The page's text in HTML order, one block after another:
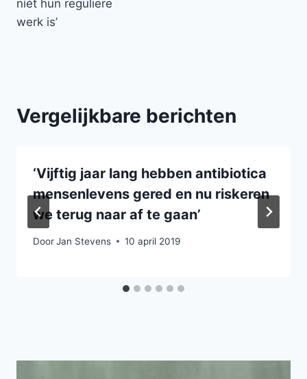
níét hun reguliere
werk is’
Vergelijkbare berichten
‘Vijftig jaar lang hebben antibiotica
mensenlevens gered en nu riskeren
we terug naar af te gaan’
DoorJan Stevens 10 april 2019